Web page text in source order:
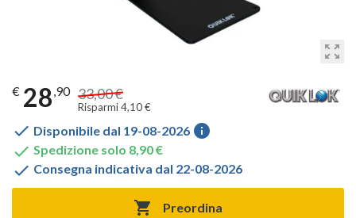
zoom_out_map
€ 28,90 33,00 €
Risparmi 4,10 €
 Disponibile dal 19-08-2026 info
 Spedizione solo 8,90 €
 Consegna indicativa dal 22-08-2026
 Preordina